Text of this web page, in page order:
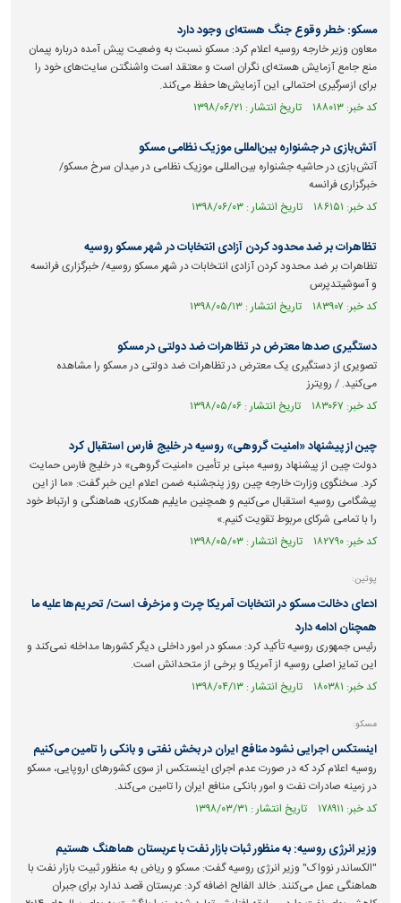
مسکو: خطر وقوع جنگ هسته‌ای وجود دارد
معاون وزیر خارجه روسیه اعلام کرد: مسکو نسبت به وضعیت پیش آمده درباره پیمان
منع جامع آزمایش هسته‌ای نگران است و معتقد است واشنگتن سایت‌های خود را
برای ازسرگیری احتمالی این آزمایش‌ها حفظ می‌کند.
کد خبر: ۱۸۸۰۱۳ تاریخ انتشار : ۱۳۹۸/۰۶/۲۱
آتش‌بازی در جشنواره بین‌المللی موزیک نظامی مسکو
آتش‌بازی در حاشیه جشنواره بین‌المللی موزیک نظامی در میدان سرخ مسکو/
خبرگزاری فرانسه
کد خبر: ۱۸۶۱۵۱ تاریخ انتشار : ۱۳۹۸/۰۶/۰۳
تظاهرات بر ضد محدود کردن آزادی انتخابات در شهر مسکو روسیه
تظاهرات بر ضد محدود کردن آزادی انتخابات در شهر مسکو روسیه/ خبرگزاری فرانسه
و آسوشیتدپرس
کد خبر: ۱۸۳۹۰۷ تاریخ انتشار : ۱۳۹۸/۰۵/۱۳
دستگیری صد‌ها معترض در تظاهرات ضد دولتی در مسکو
تصویری از دستگیری یک معترض در تظاهرات ضد دولتی در مسکو را مشاهده
می‌کنید. / رویترز
کد خبر: ۱۸۳۰۶۷ تاریخ انتشار : ۱۳۹۸/۰۵/۰۶
چین از پیشنهاد «امنیت گروهی» روسیه در خلیج فارس استقبال کرد
دولت چین از پیشنهاد روسیه مبنی بر تأمین «امنیت گروهی» در خلیج فارس حمایت
کرد. سخنگوی وزارت خارجه چین روز پنجشنبه ضمن اعلام این خبر گفت‌: «ما از این
پیشگامی روسیه استقبال می‌کنیم و همچنین مایلیم همکاری، هماهنگی و ارتباط خود
را با تمامی شرکای مربوط تقویت کنیم.»
کد خبر: ۱۸۲۷۹۰ تاریخ انتشار : ۱۳۹۸/۰۵/۰۳
پوتین:
ادعای دخالت مسکو در انتخابات آمریکا چرت و مزخرف است/ تحریم‌ها علیه ما
همچنان ادامه دارد
رئیس جمهوری روسیه تأکید کرد: مسکو در امور داخلی دیگر کشور‌ها مداخله نمی‌کند و
این تمایز اصلی روسیه از آمریکا و برخی از متحدانش است.
کد خبر: ۱۸۰۳۸۱ تاریخ انتشار : ۱۳۹۸/۰۴/۱۳
مسکو:
اینستکس اجرایی نشود منافع ایران در بخش نفتی و بانکی را تامین می‌کنیم
روسیه اعلام کرد که در صورت عدم اجرای اینستکس از سوی کشور‌های اروپایی، مسکو
در زمینه صادرات نفت و امور بانکی منافع ایران را تامین می‌کند.
کد خبر: ۱۷۸۹۱۱ تاریخ انتشار : ۱۳۹۸/۰۳/۳۱
وزیر انرژی روسیه: به منظور ثبات بازار نفت با عربستان هماهنگ هستیم
"الکساندر نوواک" وزیر انرژی روسیه گفت: مسکو و ریاض به منظور ثبیت بازار نفت با
هماهنگی عمل می‌کنند. خالد الفالح اضافه کرد: عربستان قصد ندارد برای جبران